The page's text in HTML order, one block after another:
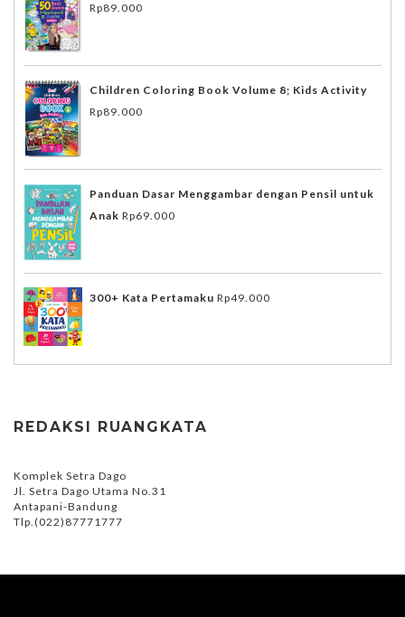
Rp89.000
Children Coloring Book Volume 8; Kids Activity
Rp89.000
Panduan Dasar Menggambar dengan Pensil untuk
Anak Rp69.000
300+ Kata Pertamaku Rp49.000
REDAKSI RUANGKATA
Komplek Setra Dago
Jl. Setra Dago Utama No.31
Antapani-Bandung
Tlp.(022)87771777